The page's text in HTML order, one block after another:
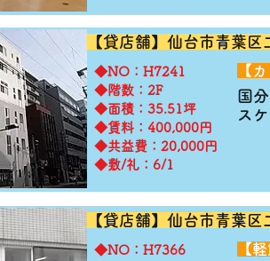
【貸店舗】仙台市青葉区
​◆NO：H7241
◆階数：2F
◆面積：35.51坪
◆賃料：400,000円
◆共益費：20,000円
◆敷/礼：6/1
国
ス
【
【貸店舗】仙台市青葉区
​◆NO：H7366
【